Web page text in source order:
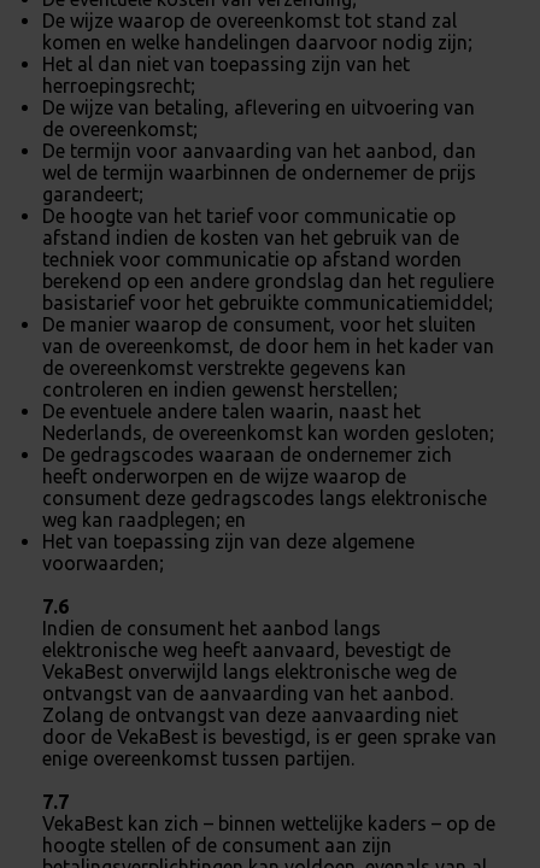
De wijze waarop de overeenkomst tot stand zal
komen en welke handelingen daarvoor nodig zijn;
Het al dan niet van toepassing zijn van het
herroepingsrecht;
De wijze van betaling, aflevering en uitvoering van
de overeenkomst;
De termijn voor aanvaarding van het aanbod, dan
wel de termijn waarbinnen de ondernemer de prijs
garandeert;
De hoogte van het tarief voor communicatie op
afstand indien de kosten van het gebruik van de
techniek voor communicatie op afstand worden
berekend op een andere grondslag dan het reguliere
basistarief voor het gebruikte communicatiemiddel;
De manier waarop de consument, voor het sluiten
van de overeenkomst, de door hem in het kader van
de overeenkomst verstrekte gegevens kan
controleren en indien gewenst herstellen;
De eventuele andere talen waarin, naast het
Nederlands, de overeenkomst kan worden gesloten;
De gedragscodes waaraan de ondernemer zich
heeft onderworpen en de wijze waarop de
consument deze gedragscodes langs elektronische
weg kan raadplegen; en
Het van toepassing zijn van deze algemene
voorwaarden;
7.6
Indien de consument het aanbod langs
elektronische weg heeft aanvaard, bevestigt de
VekaBest onverwijld langs elektronische weg de
ontvangst van de aanvaarding van het aanbod.
Zolang de ontvangst van deze aanvaarding niet
door de VekaBest is bevestigd, is er geen sprake van
enige overeenkomst tussen partijen.
7.7
VekaBest kan zich – binnen wettelijke kaders – op de
hoogte stellen of de consument aan zijn